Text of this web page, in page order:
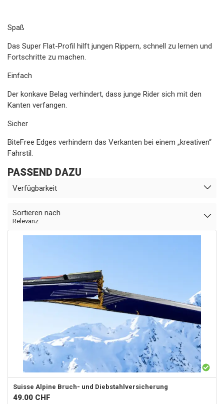
Spaß
Das Super Flat-Profil hilft jungen Rippern, schnell zu lernen und
Fortschritte zu machen.
Einfach
Der konkave Belag verhindert, dass junge Rider sich mit den
Kanten verfangen.
Sicher
BiteFree Edges verhindern das Verkanten bei einem „kreativen“
Fahrstil.
PASSEND DAZU
Verfügbarkeit
Sortieren nach
Relevanz
Suisse Alpine Bruch- und Diebstahlversicherung
49.00 CHF